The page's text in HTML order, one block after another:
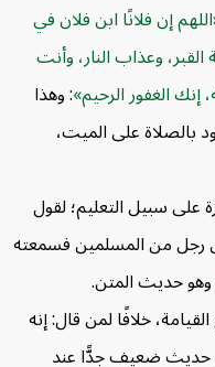
إن فلانًا ابن فلان في
وعذاب النار، وأنت
الغفور الرحيم : وهذا
على الميت،
سبيل التعليم؛ لقول
من المسلمين فسمعته
حديث المتن.
خلافًا لمن قال: إنه
ضعيف جدًّا عند